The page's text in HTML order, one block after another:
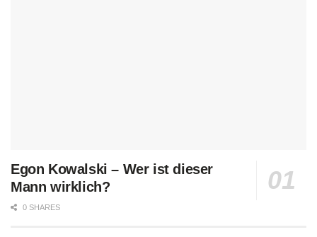
Egon Kowalski – Wer ist dieser
Mann wirklich?
0 SHARES